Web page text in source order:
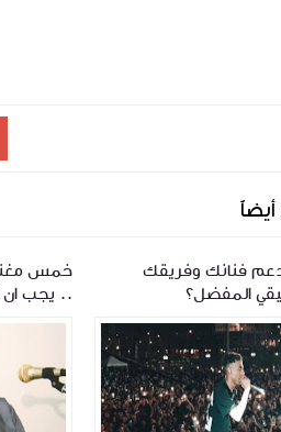
فنانك وفريقك
المفضل؟
خمس
.. يجب